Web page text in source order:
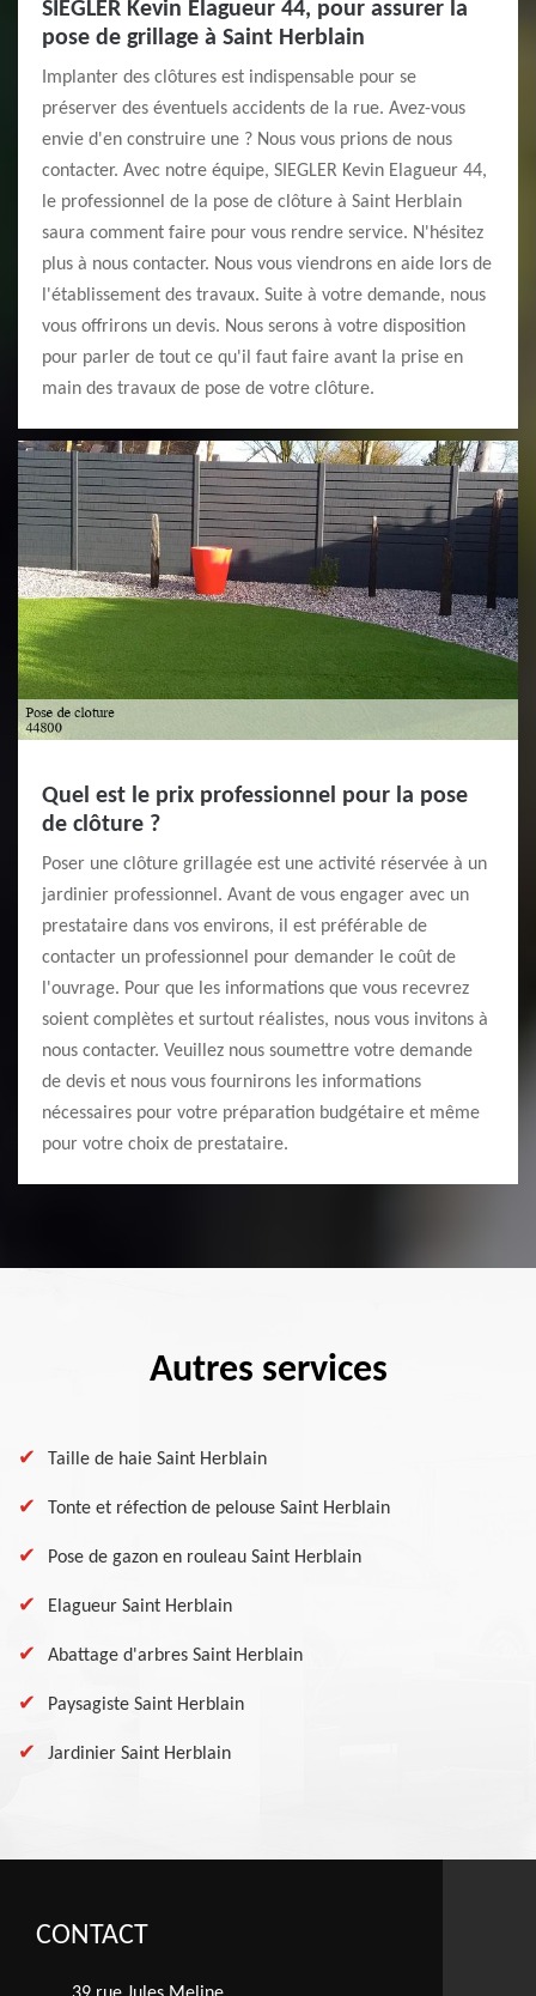
SIEGLER Kevin Elagueur 44, pour assurer la
pose de grillage à Saint Herblain
Implanter des clôtures est indispensable pour se
préserver des éventuels accidents de la rue. Avez-vous
envie d'en construire une ? Nous vous prions de nous
contacter. Avec notre équipe, SIEGLER Kevin Elagueur 44,
le professionnel de la pose de clôture à Saint Herblain
saura comment faire pour vous rendre service. N'hésitez
plus à nous contacter. Nous vous viendrons en aide lors de
l'établissement des travaux. Suite à votre demande, nous
vous offrirons un devis. Nous serons à votre disposition
pour parler de tout ce qu'il faut faire avant la prise en
main des travaux de pose de votre clôture.
Quel est le prix professionnel pour la pose
de clôture ?
Poser une clôture grillagée est une activité réservée à un
jardinier professionnel. Avant de vous engager avec un
prestataire dans vos environs, il est préférable de
contacter un professionnel pour demander le coût de
l'ouvrage. Pour que les informations que vous recevrez
soient complètes et surtout réalistes, nous vous invitons à
nous contacter. Veuillez nous soumettre votre demande
de devis et nous vous fournirons les informations
nécessaires pour votre préparation budgétaire et même
pour votre choix de prestataire.
Autres services
Taille de haie Saint Herblain
Tonte et réfection de pelouse Saint Herblain
Pose de gazon en rouleau Saint Herblain
Elagueur Saint Herblain
Abattage d'arbres Saint Herblain
Paysagiste Saint Herblain
Jardinier Saint Herblain
CONTACT